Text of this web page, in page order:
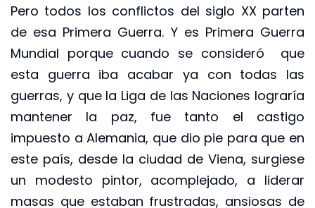
Pero todos los conflictos del siglo XX parten
de esa Primera Guerra. Y es Primera Guerra
Mundial porque cuando se consideró que
esta guerra iba acabar ya con todas las
guerras, y que la Liga de las Naciones lograría
mantener la paz, fue tanto el castigo
impuesto a Alemania, que dio pie para que en
este país, desde la ciudad de Viena, surgiese
un modesto pintor, acomplejado, a liderar
masas que estaban frustradas, ansiosas de